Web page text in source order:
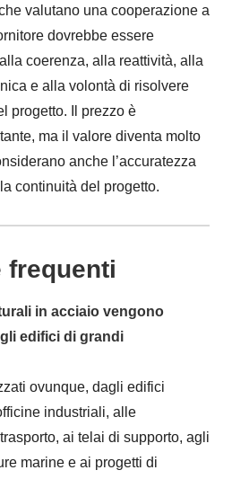
valutano una cooperazione a
dovrebbe essere
coerenza, alla reattività, alla
e alla volontà di risolvere
progetto. Il prezzo è
ma il valore diventa molto
anche l’accuratezza
continuità del progetto.
frequenti
in acciaio vengono
edifici di grandi
ovunque, dagli edifici
industriali, alle
ai telai di supporto, agli
marine e ai progetti di